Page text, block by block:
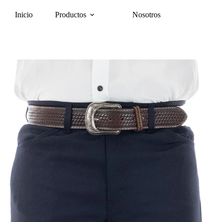
Inicio Productos Nosotros